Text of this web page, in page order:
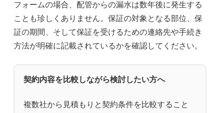
フォームの場合、配管からの漏水は数年後に発生する
ことも珍しくありません。保証の対象となる部位、保
証の期間、そして保証を受けるための連絡先や手続き
方法が明確に記載されているかを確認してください。
契約内容を比較しながら検討したい方へ
複数社から見積もりと契約条件を比較すること